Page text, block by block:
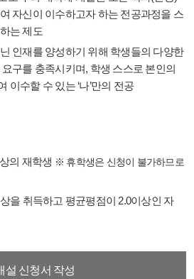
자신이 이수하고자 하는 전공과정을 스
는 제도
인재를 양성하기 위해 학생들의 다양한
구를 충족시키며, 학생 스스로 본인의
이수할 수 있는 ‘나’만의 전공
의 재학생 ※ 휴학생은 신청이 불가하므로
을 취득하고 평균평점이 2.0이상인 자
설 신청서 작성